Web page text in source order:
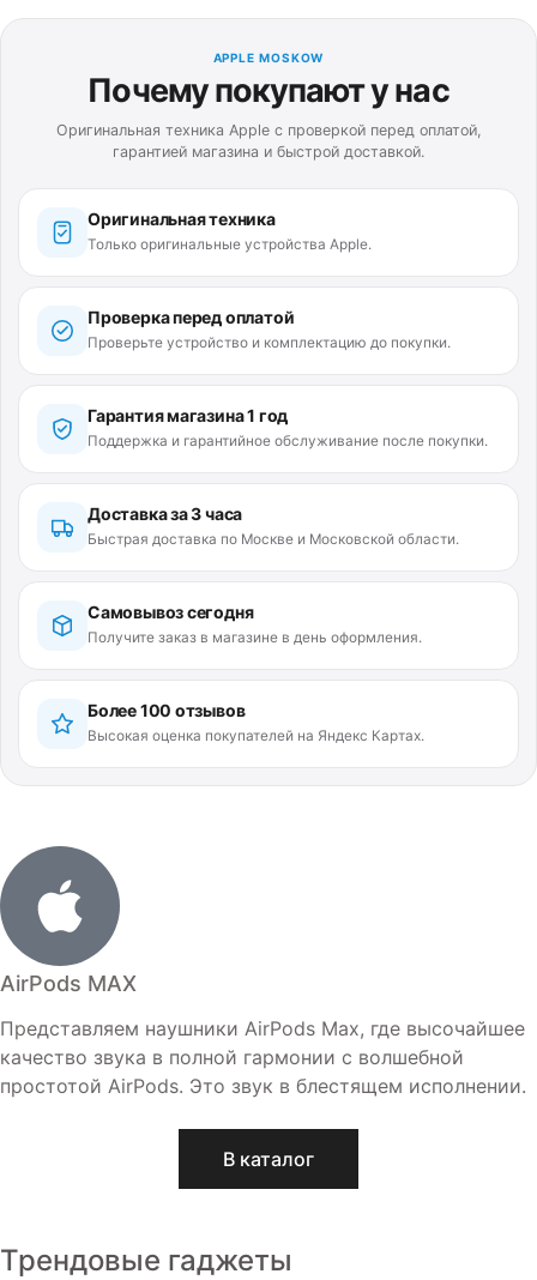
APPLE MOSKOW
Почему покупают у нас
Оригинальная техника Apple с проверкой перед оплатой,
гарантией магазина и быстрой доставкой.
Оригинальная техника
Только оригинальные устройства Apple.
Проверка перед оплатой
Проверьте устройство и комплектацию до покупки.
Гарантия магазина 1 год
Поддержка и гарантийное обслуживание после покупки.
Доставка за 3 часа
Быстрая доставка по Москве и Московской области.
Самовывоз сегодня
Получите заказ в магазине в день оформления.
Более 100 отзывов
Высокая оценка покупателей на Яндекс Картах.
AirPods MAX
Представляем наушники AirPods Max, где высочайшее
качество звука в полной гармонии с волшебной
простотой AirPods. Это звук в блестящем исполнении.
В каталог
Трендовые гаджеты